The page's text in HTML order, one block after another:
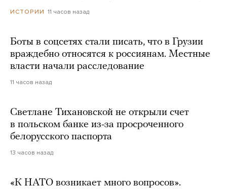
ИСТОРИИ 11 часов назад
Боты в соцсетях стали писать, что в Грузии
враждебно относятся к россиянам. Местные
власти начали расследование
11 часов назад
Светлане Тихановской не открыли счет
в польском банке из-за просроченного
белорусского паспорта
13 часов назад
«К НАТО возникает много вопросов».